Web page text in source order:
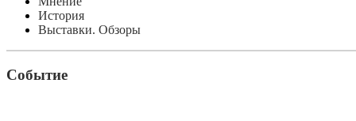
История
Выставки. Обзоры
Событие